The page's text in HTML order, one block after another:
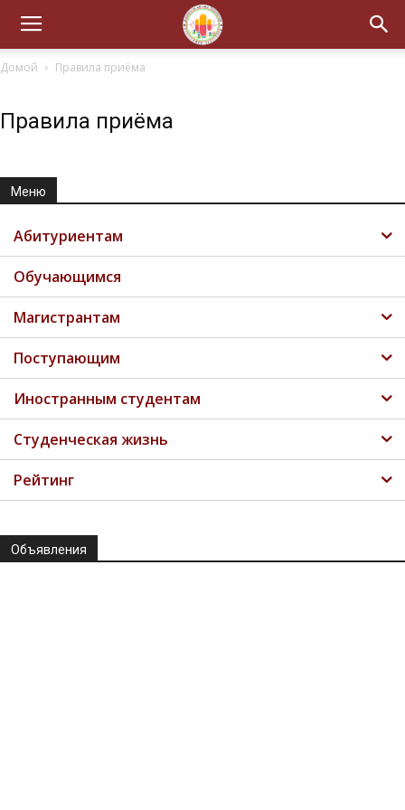
Домой Правила приёма
Правила приёма
Меню
Абитуриентам
Обучающимся
Магистрантам
Поступающим
Иностранным студентам
Студенческая жизнь
Рейтинг
Объявления